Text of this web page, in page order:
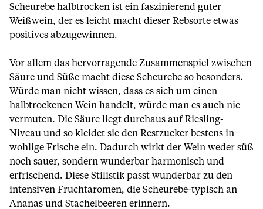
Scheurebe halbtrocken ist ein faszinierend guter
Weißwein, der es leicht macht dieser Rebsorte etwas
positives abzugewinnen.
Vor allem das hervorragende Zusammenspiel zwischen
Säure und Süße macht diese Scheurebe so besonders.
Würde man nicht wissen, dass es sich um einen
halbtrockenen Wein handelt, würde man es auch nie
vermuten. Die Säure liegt durchaus auf Riesling-
Niveau und so kleidet sie den Restzucker bestens in
wohlige Frische ein. Dadurch wirkt der Wein weder süß
noch sauer, sondern wunderbar harmonisch und
erfrischend. Diese Stilistik passt wunderbar zu den
intensiven Fruchtaromen, die Scheurebe-typisch an
Ananas und Stachelbeeren erinnern.